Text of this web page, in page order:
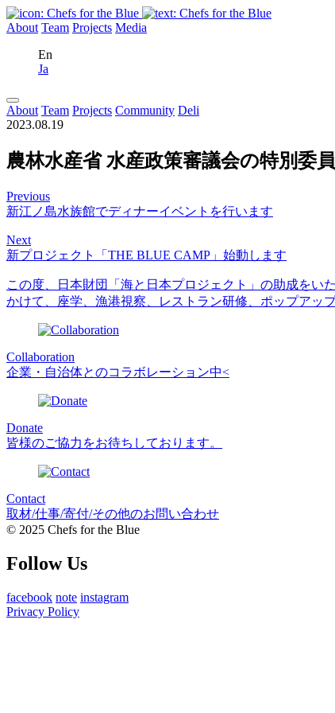
About Team Projects Media
En
Ja
About Team Projects Community Deli
2023.08.19
農林水産省 水産政策審議会の特別委
Previous
新江ノ島水族館でディナーイベントを行います
Next
新プロジェクト「THE BLUE CAMP」始動します
この度、日本財団「海と日本プロジェクト」の助成をい
かけて、座学、漁港視察、レストラン研修、ポップアッ
Collaboration
企業・自治体とのコラボレーション中<
Donate
皆様のご協力をお待ちしております。
Contact
取材/仕事/寄付/その他のお問い合わせ
© 2025 Chefs for the Blue
Follow Us
facebook note instagram
Privacy Policy